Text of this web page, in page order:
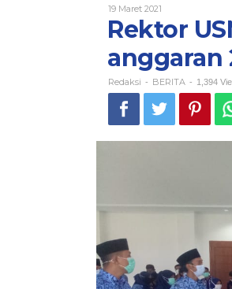
74
19 Maret 2021
Rektor
anggaran
Redaksi - BERITA - 1,394